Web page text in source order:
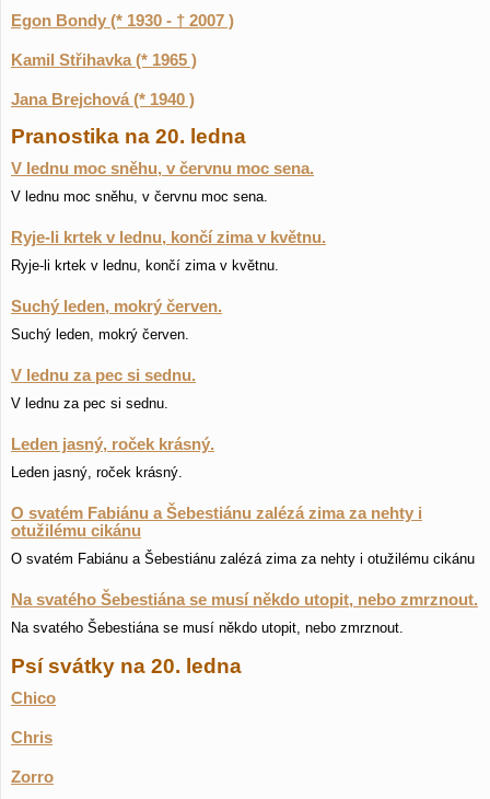
Egon Bondy (* 1930 - † 2007 )
Kamil Střihavka (* 1965 )
Jana Brejchová (* 1940 )
Pranostika na 20. ledna
V lednu moc sněhu, v červnu moc sena.
V lednu moc sněhu, v červnu moc sena.
Ryje-li krtek v lednu, končí zima v květnu.
Ryje-li krtek v lednu, končí zima v květnu.
Suchý leden, mokrý červen.
Suchý leden, mokrý červen.
V lednu za pec si sednu.
V lednu za pec si sednu.
Leden jasný, roček krásný.
Leden jasný, roček krásný.
O svatém Fabiánu a Šebestiánu zalézá zima za nehty i
otužilému cikánu
O svatém Fabiánu a Šebestiánu zalézá zima za nehty i otužilému cikánu
Na svatého Šebestiána se musí někdo utopit, nebo zmrznout.
Na svatého Šebestiána se musí někdo utopit, nebo zmrznout.
Psí svátky na 20. ledna
Chico
Chris
Zorro